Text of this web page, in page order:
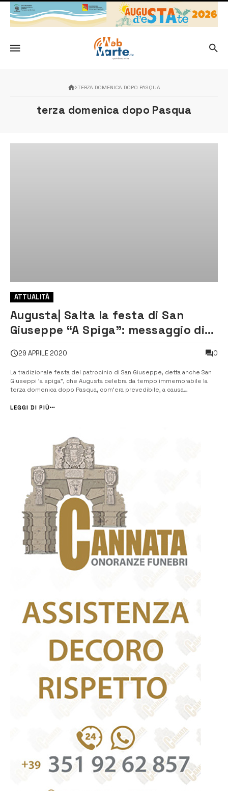
TERZA DOMENICA DOPO PASQUA
terza domenica dopo Pasqua
ATTUALITÀ
Augusta| Salta la festa di San
Giuseppe “A Spiga”: messaggio di
29 APRILE 2020 0
La tradizionale festa del patrocinio di San Giuseppe, detta anche San
Giuseppi ’a spiga”, che Augusta celebra da tempo immemorabile la
terza domenica dopo Pasqua, com’era prevedibile, a causa
confraternita di San Giuseppe, Concetto Lombardo invita i fedeli a v...
LEGGI DI PIÙ